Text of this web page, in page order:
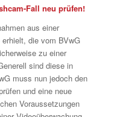
Fall neu prüfen!
aus einer
die vom BVwG
zu einer
sind diese in
muss nun jedoch den
und eine neue
Voraussetzungen